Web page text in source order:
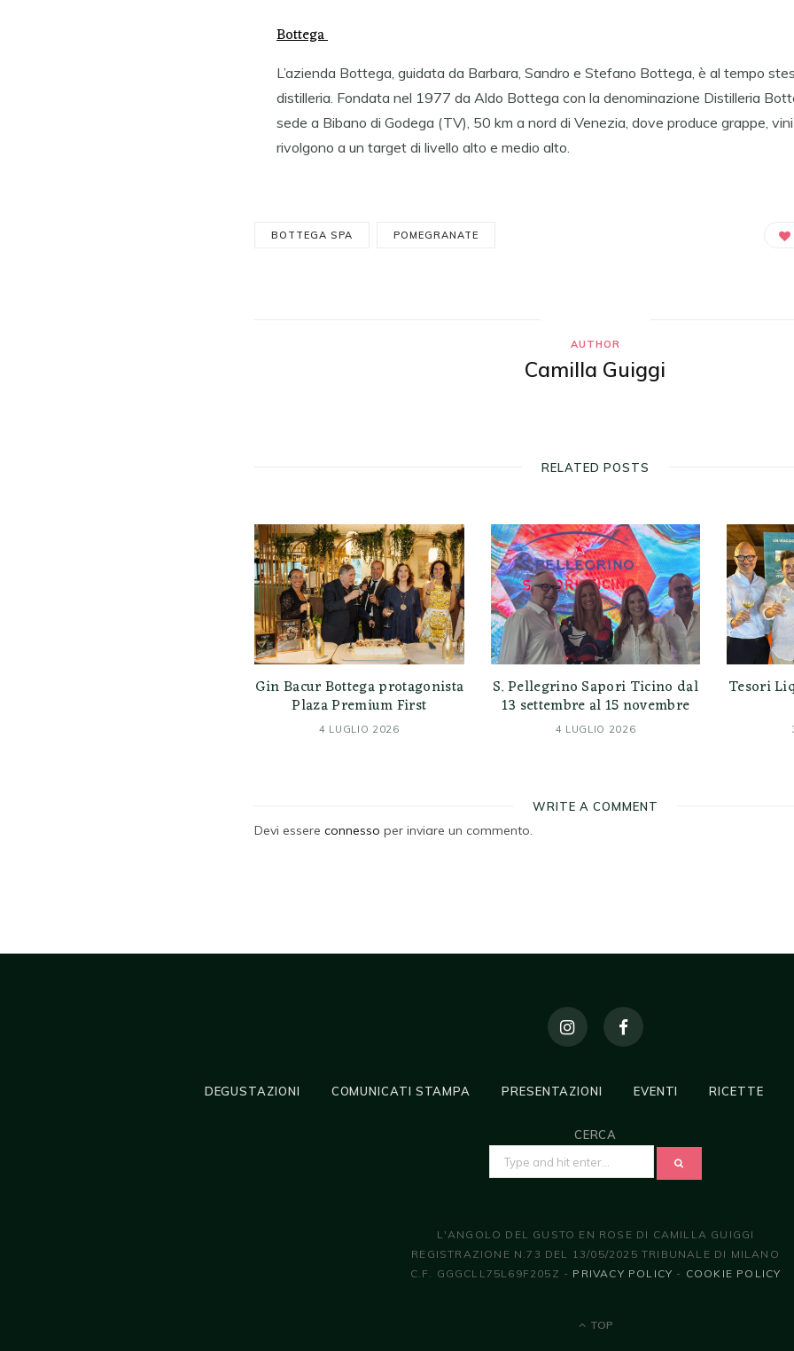
Bottega
L’azienda Bottega, guidata da Barbara, Sandro e Stefano Bottega, è al tempo
distilleria. Fondata nel 1977 da Aldo Bottega con la denominazione Distilleria
sede a Bibano di Godega (TV), 50 km a nord di Venezia, dove produce grappe,
rivolgono a un target di livello alto e medio alto.
BOTTEGA SPA POMEGRANATE
AUTHOR
Camilla Guiggi
RELATED POSTS
Gin Bacur Bottega protagonista
Plaza Premium First
4 LUGLIO 2026
S. Pellegrino Sapori Ticino dal
13 settembre al 15 novembre
4 LUGLIO 2026
Tesori
WRITE A COMMENT
Devi essereconnesso per inviare un commento.
DEGUSTAZIONI COMUNICATI STAMPA PRESENTAZIONI EVENTI RICETTE
CERCA
SEARCH
FOR:
L'ANGOLO DEL GUSTO EN ROSE DI CAMILLA GUIGGI
REGISTRAZIONE N.73 DEL 13/05/2025 TRIBUNALE DI MILANO
C.F. GGGCLL75L69F205Z - PRIVACY POLICY - COOKIE POLICY
TOP